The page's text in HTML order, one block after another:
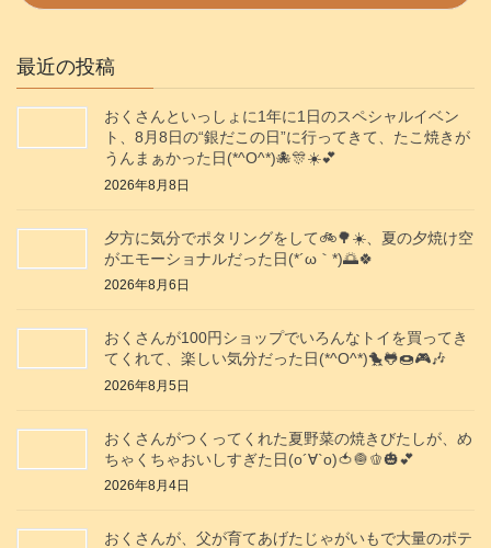
最近の投稿
おくさんといっしょに1年に1日のスペシャルイベン
ト、8月8日の“銀だこの日”に行ってきて、たこ焼きが
うんまぁかった日(*^O^*)🐙🎊☀️💕
2026年8月8日
夕方に気分でポタリングをして🚲️🌳☀️、夏の夕焼け空
がエモーショナルだった日(⁠*⁠´⁠ω⁠｀⁠*⁠)🌅🍀
2026年8月6日
おくさんが100円ショップでいろんなトイを買ってき
てくれて、楽しい気分だった日(*^O^*)🐤🐸🍩🎮️🎶
2026年8月5日
おくさんがつくってくれた夏野菜の焼きびたしが、め
ちゃくちゃおいしすぎた日(о´∀`о)🍅🧅🫑🎃💕
2026年8月4日
おくさんが、父が育てあげたじゃがいもで大量のポテ